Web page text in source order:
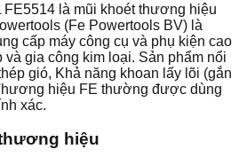
FE5514 là mũi khoét thương hiệu
(Fe Powertools BV) là
cấp máy công cụ và phụ kiện cao
và gia công kim loại. Sản phẩm nổi
gió, Khả năng khoan lấy lõi (gắn
hiệu FE thường được dùng
xác.
hiệu